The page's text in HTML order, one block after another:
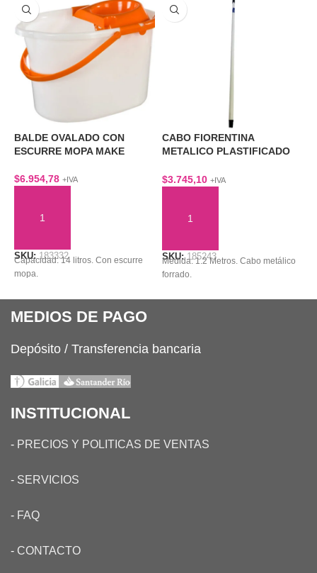
BALDE OVALADO CON
ESCURRE MOPA MAKE
$6.954,78 +IVA
SKU:183332
Capacidad: 14 litros. Con escurre
mopa.
CABO FIORENTINA
METALICO PLASTIFICADO
$3.745,10 +IVA
SKU:185243
Medida: 1.2 Metros. Cabo metálico
forrado.
MEDIOS DE PAGO
Depósito / Transferencia bancaria
INSTITUCIONAL
- PRECIOS Y POLITICAS DE VENTAS
- SERVICIOS
- FAQ
- CONTACTO